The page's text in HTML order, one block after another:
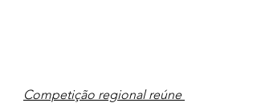
Competição regional reúne